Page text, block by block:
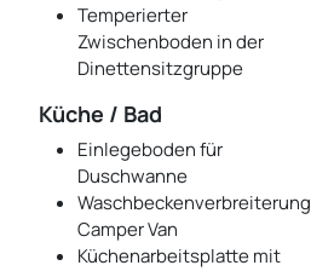
Temperierter
Zwischenboden in der
Dinettensitzgruppe
Küche / Bad
Einlegeboden für
Duschwanne
Waschbeckenverbreiterung
Camper Van
Küchenarbeitsplatte mit